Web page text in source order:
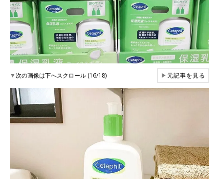
▼次の画像は下へスクロール (16/18) ▶元記事を見る